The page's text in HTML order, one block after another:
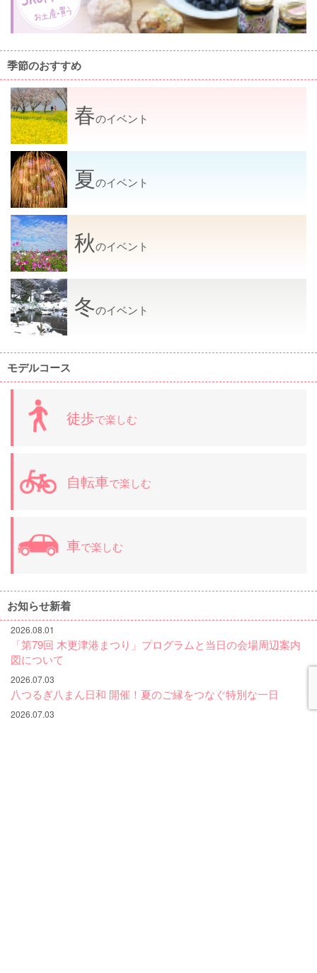
季節のおすすめ
春のイベント
夏 のイベント
秋のイベント
冬のイベント
モデルコース
徒歩で楽しむ
自転車で楽しむ
車で楽しむ
お知らせ新着
「第79回 木更津港まつり」プログラムと当日の会場周辺案内
図について
2026.08.01
八つるぎ八まん日和 開催！夏のご縁をつなぐ特別な一日
2026.07.03
2026.07.03